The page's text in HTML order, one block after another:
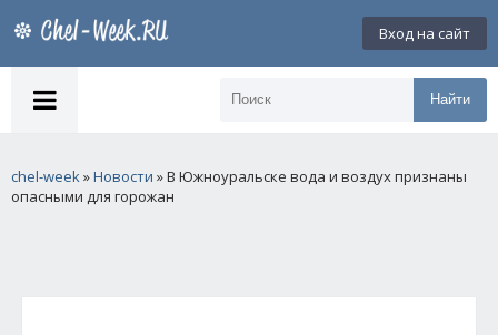
Вход на сайт
Найти
chel-week»Новости » В Южноуральске вода и воздух признаны
опасными для горожан